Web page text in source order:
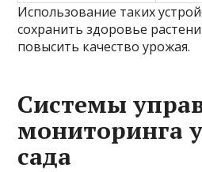
Использование таких
сохранить здоровье
повысить качество урожая.
Системы
мониторинга
сада